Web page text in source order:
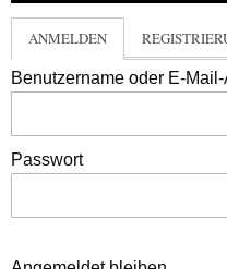
ANMELDEN
Benutzername oder E-
Passwort